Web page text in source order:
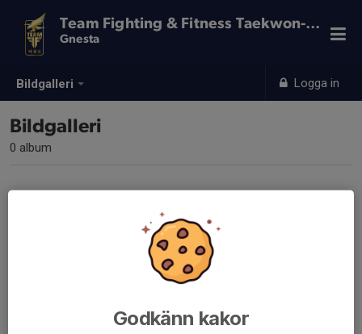
Bildgalleri Logga in
Team Fighting & Fitness Taekwon-Do
Gnesta
Bildgalleri
0 album
Inga album skapade
Godkänn kakor